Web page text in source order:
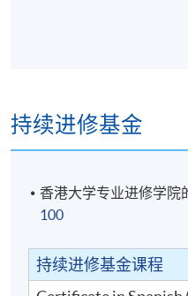
持续进修基金
香港大学专业进修学院
100
持续进修基金课程